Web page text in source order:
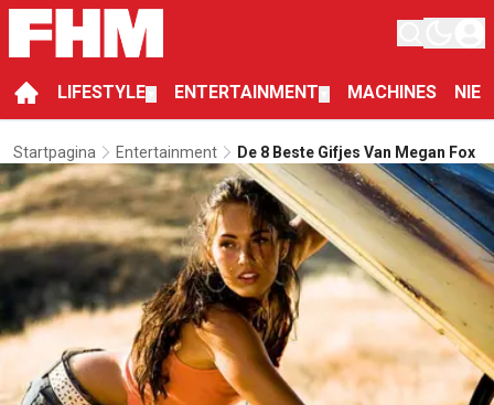
LIFESTYLE ENTERTAINMENT MACHINES
Startpagina Entertainment De 8 Beste Gifjes Van Megan Fox